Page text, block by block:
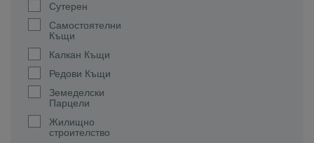
Сутерен
Самостоятелни
Къщи
Калкан Къщи
Редови Къщи
Земеделски
Парцели
Жилищно
строителство